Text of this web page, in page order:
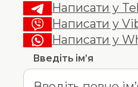
Написати у
Написати у
Написати у
Введіть ім’я